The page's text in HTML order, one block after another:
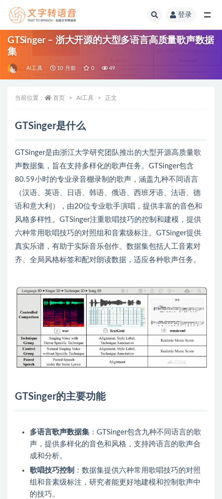
登录
GTSinger – 浙大开源的大型多语言高质量歌声数据
集
AI工具 10 月前 0 49
当前位置： 首页 AI工具 正文
GTSinger是什么
GTSinger是由浙江大学研究团队推出的大型开源高质量歌
声数据集，旨在支持多样化的歌声任务。GTSinger包含
80.59小时的专业录音棚录制的歌声，涵盖九种不同语言
（汉语、英语、日语、韩语、俄语、西班牙语、法语、德
语和意大利），由20位专业歌手演唱，提供丰富的音色和
风格多样性。GTSinger注重歌唱技巧的控制和建模，提供
六种常用歌唱技巧的对照组和音素级标注。GTSinger提供
真实乐谱，有助于实际音乐创作。数据集包括人工音素对
齐、全局风格标签和配对朗读数据，适应各种歌声任务。
GTSinger的主要功能
多语言歌声数据集 ：GTSinger包含九种不同语言的歌
声，提供多样化的音色和风格，支持跨语言的歌声合
成和分析。
歌唱技巧控制 ：数据集提供六种常用歌唱技巧的对照
组和音素级标注，研究者能更好地建模和控制歌声中
的技巧。